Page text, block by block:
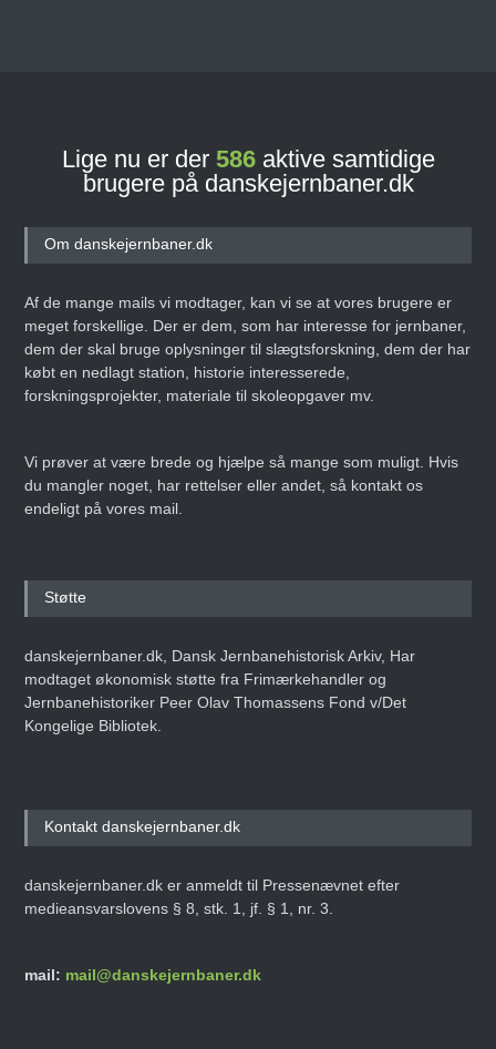
Lige nu er der 586aktive samtidige
brugere på danskejernbaner.dk
Om danskejernbaner.dk
Af de mange mails vi modtager, kan vi se at vores brugere er
meget forskellige. Der er dem, som har interesse for jernbaner,
dem der skal bruge oplysninger til slægtsforskning, dem der har
købt en nedlagt station, historie interesserede,
forskningsprojekter, materiale til skoleopgaver mv.
Vi prøver at være brede og hjælpe så mange som muligt. Hvis
du mangler noget, har rettelser eller andet, så kontakt os
endeligt på vores mail.
Støtte
danskejernbaner.dk, Dansk Jernbanehistorisk Arkiv, Har
modtaget økonomisk støtte fra Frimærkehandler og
Jernbanehistoriker Peer Olav Thomassens Fond v/Det
Kongelige Bibliotek.
Kontakt danskejernbaner.dk
danskejernbaner.dk er anmeldt til Pressenævnet efter
medieansvarslovens § 8, stk. 1, jf. § 1, nr. 3.
mail: mail@danskejernbaner.dk